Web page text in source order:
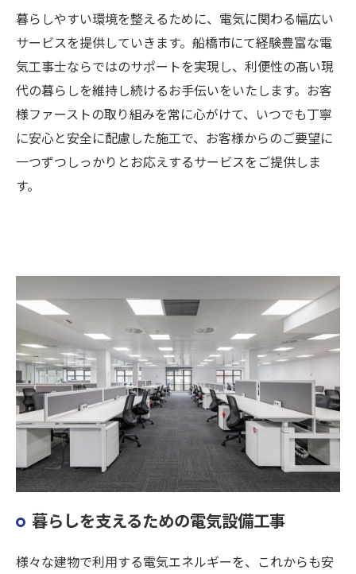
暮らしやすい環境を整えるために、電気に関わる幅広い
サービスを提供していきます。船橋市にて経験豊富な電
気工事士ならではのサポートを実現し、利便性の髙い現
代の暮らしを維持し続けるお手伝いをいたします。お客
様ファーストの取り組みを常に心がけて、いつでも丁寧
に安心と安全に配慮した施工で、お客様からのご要望に
一つずつしっかりとお応えするサービスをご提供しま
す。
暮らしを支えるための電気設備工事
様々な建物で利用する電気エネルギーを、これからも安